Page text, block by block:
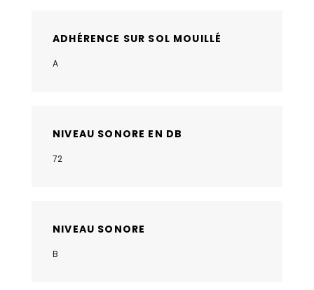
ADHÉRENCE SUR SOL MOUILLÉ
A
NIVEAU SONORE EN DB
72
NIVEAU SONORE
B